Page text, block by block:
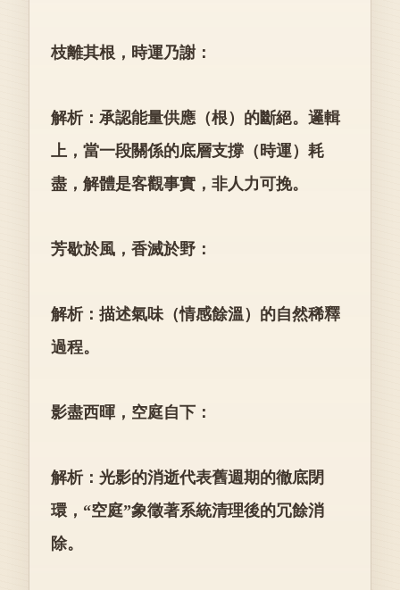
枝離其根，時運乃謝：
解析：承認能量供應（根）的斷絕。邏輯
上，當一段關係的底層支撐（時運）耗
盡，解體是客觀事實，非人力可挽。
芳歇於風，香滅於野：
解析：描述氣味（情感餘溫）的自然稀釋
過程。
影盡西暉，空庭自下：
解析：光影的消逝代表舊週期的徹底閉
環，“空庭”象徵著系統清理後的冗餘消
除。